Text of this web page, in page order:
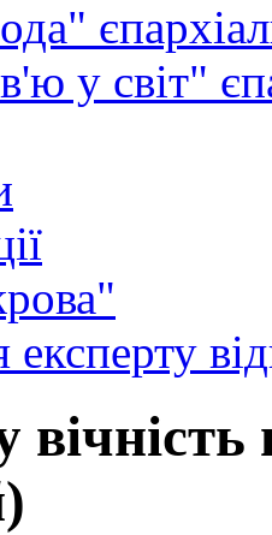
у світ"